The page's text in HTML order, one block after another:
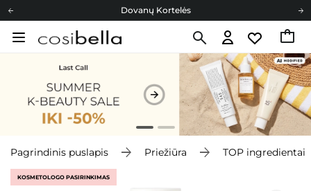
Dovanų Kortelės
Cosibella lojalumo programa
Dovanų Kortelės
Pagrindinis puslapis Priežiūra TOP ingredientai
KOSMETOLOGO PASIRINKIMAS